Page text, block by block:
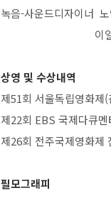
녹음-사운드디자이너
이일하
상영 및 수상내역
제51회 서울독립영화제(
제22회 EBS 국제다큐
제26회 전주국제영화제
필모그래피